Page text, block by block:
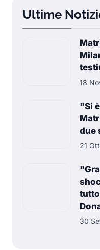
Ultime
18
"Si
due
21
30